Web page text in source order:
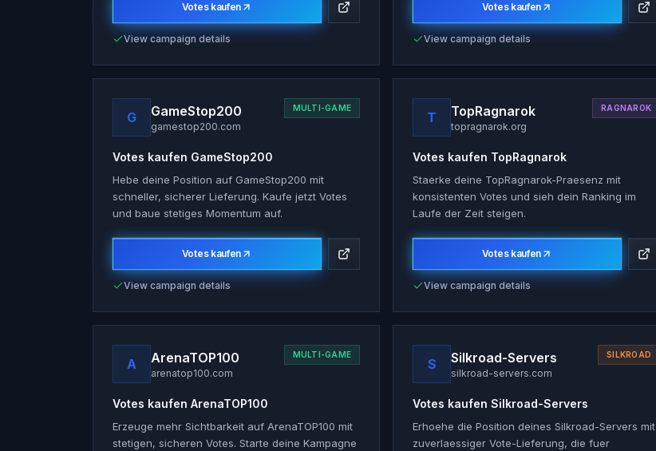
Votes kaufen
View campaign details
Votes kaufen
View campaign details
G GameStop200
gamestop200.com
MULTI-GAME
Votes kaufen GameStop200
Hebe deine Position auf GameStop200 mit
schneller, sicherer Lieferung. Kaufe jetzt Votes
und baue stetiges Momentum auf.
Votes kaufen
View campaign details
T TopRagnarok
topragnarok.org
RAGNAROK
Votes kaufen TopRagnarok
Staerke deine TopRagnarok-Praesenz mit
konsistenten Votes und sieh dein Ranking im
Laufe der Zeit steigen.
Votes kaufen
View campaign details
A ArenaTOP100
arenatop100.com
MULTI-GAME
Votes kaufen ArenaTOP100
Erzeuge mehr Sichtbarkeit auf ArenaTOP100 mit
stetigen, sicheren Votes. Starte deine Kampagne
S Silkroad-Servers
silkroad-servers.com
SILKROAD
Votes kaufen Silkroad-Servers
Erhoehe die Position deines Silkroad-Servers mit
zuverlaessiger Vote-Lieferung, die fuer